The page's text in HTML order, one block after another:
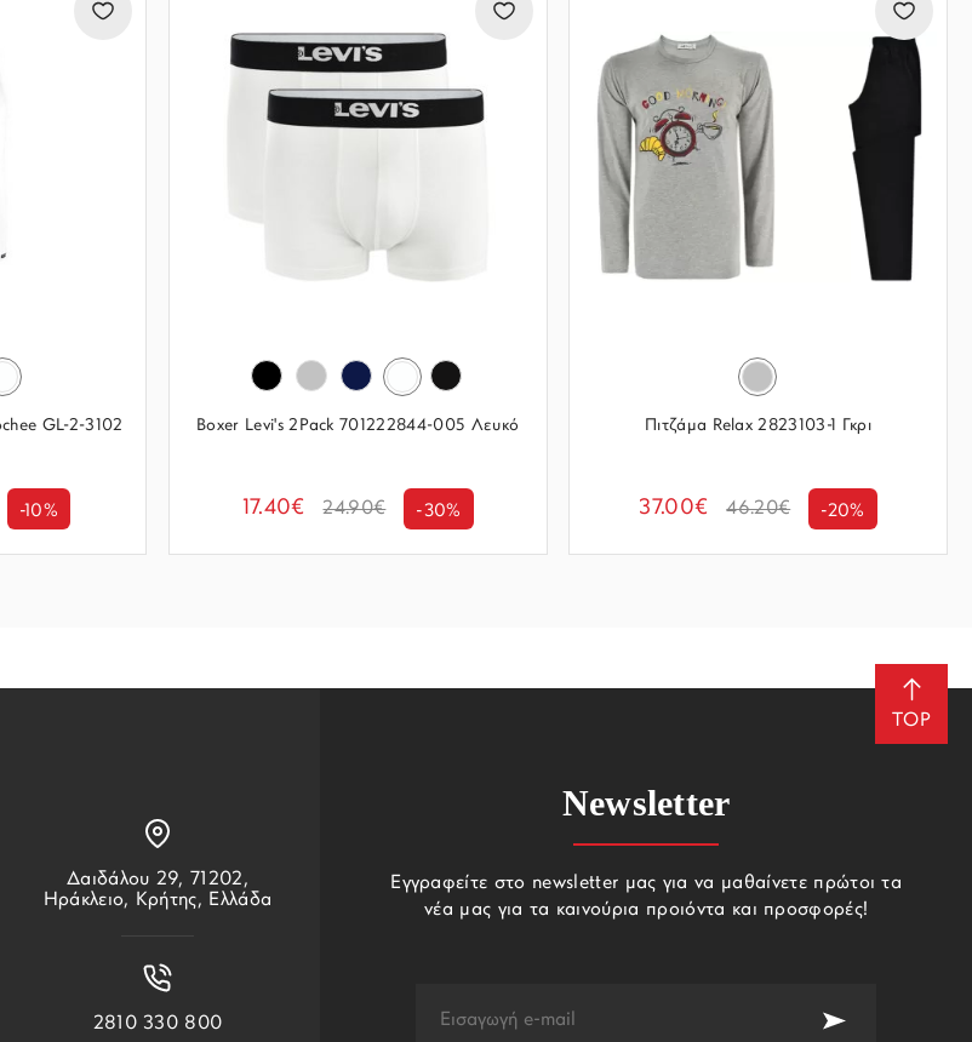
GL-2-3102
-10%
Boxer Levi's 2Pack 701222844-005 Λευκό
17.40€ 24.90€ -30%
Πιτζάμα Relax 2823103-1 Γκρι
37.00€ 46.20€ -20%
TOP
Δαιδάλου 29, 71202,
Ηράκλειο, Κρήτης, Ελλάδα
2810 330 800
Newsletter
Εγγραφείτε στο newsletter μας για να μαθαίνετε πρώτοι τα
νέα μας για τα καινούρια προιόντα και προσφορές!